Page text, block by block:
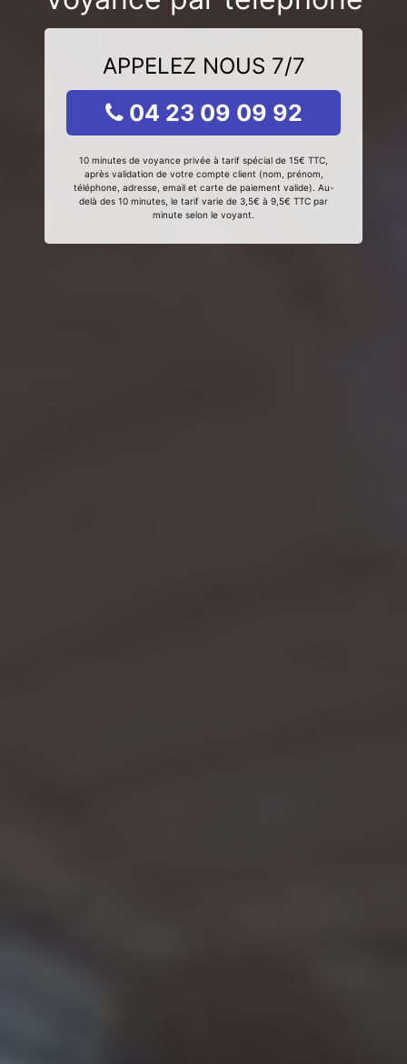
APPELEZ NOUS 7/7
04 23 09 09 92
10 minutes de voyance privée à tarif spécial de 15€ TTC,
après validation de votre compte client (nom, prénom,
téléphone, adresse, email et carte de paiement valide). Au-
delà des 10 minutes, le tarif varie de 3,5€ à 9,5€ TTC par
minute selon le voyant.